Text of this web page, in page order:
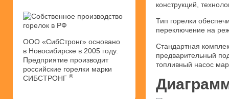
конструкций,
Тип горелки
переключение на
Стандартная
предварительный
топливный насос
ООО «СибСтронг» основано
в Новосибирске в 2005 году.
Предприятие производит
российские горелки марки
СИБСТРОНГ ®